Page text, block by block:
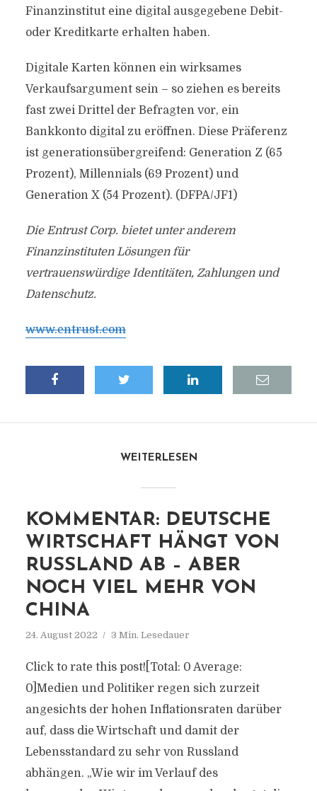
Finanzinstitut eine digital ausgegebene Debit-
oder Kreditkarte erhalten haben.
Digitale Karten können ein wirksames
Verkaufsargument sein – so ziehen es bereits
fast zwei Drittel der Befragten vor, ein
Bankkonto digital zu eröffnen. Diese Präferenz
ist generationsübergreifend: Generation Z (65
Prozent), Millennials (69 Prozent) und
Generation X (54 Prozent). (DFPA/JF1)
Die Entrust Corp. bietet unter anderem
Finanzinstituten Lösungen für
vertrauenswürdige Identitäten, Zahlungen und
Datenschutz.
www.entrust.com
WEITERLESEN
KOMMENTAR: DEUTSCHE
WIRTSCHAFT HÄNGT VON
RUSSLAND AB – ABER
NOCH VIEL MEHR VON
CHINA
24. August 2022 3 Min. Lesedauer
Click to rate this post![Total: 0 Average:
0]Medien und Politiker regen sich zurzeit
angesichts der hohen Inflationsraten darüber
auf, dass die Wirtschaft und damit der
Lebensstandard zu sehr von Russland
abhängen. „Wie wir im Verlauf des